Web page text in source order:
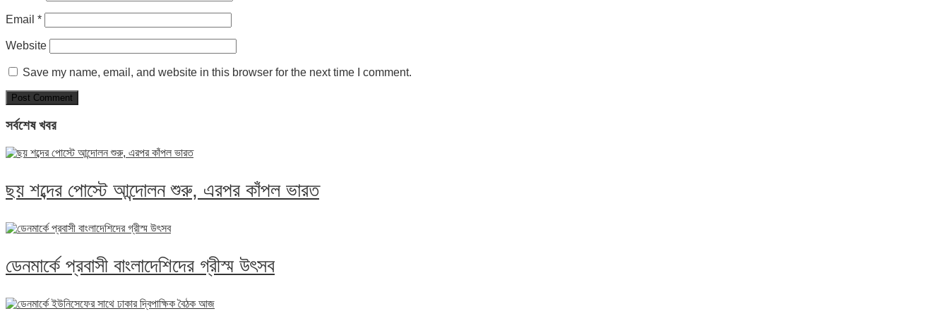
Email *
Website
Save my name, email, and website in this browser for the next time I comment.
সর্বশেষ খবর
ছয় শব্দের পোস্টে আন্দোলন শুরু, এরপর কাঁপল ভারত
ডেনমার্কে প্রবাসী বাংলাদেশিদের গ্রীস্ম উৎসব